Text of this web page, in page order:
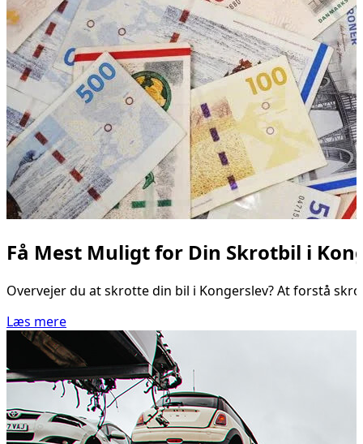
Få Mest Muligt for Din Skrotbil i
Overvejer du at skrotte din bil i Kongerslev? At forstå
Læs mere